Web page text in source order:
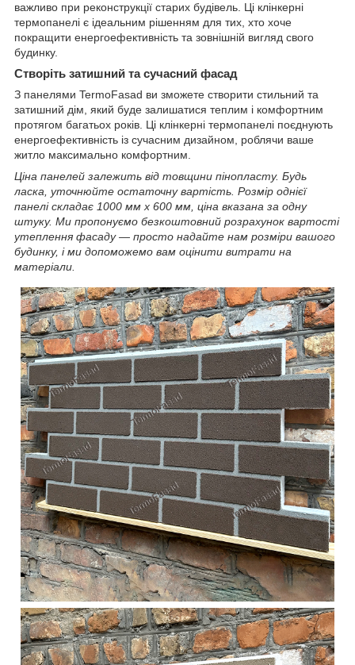
важливо при реконструкції старих будівель. Ці клінкерні
термопанелі є ідеальним рішенням для тих, хто хоче
покращити енергоефективність та зовнішній вигляд свого
будинку.
Створіть затишний та сучасний фасад
З панелями TermoFasad ви зможете створити стильний та
затишний дім, який буде залишатися теплим і комфортним
протягом багатьох років. Ці клінкерні термопанелі поєднують
енергоефективність із сучасним дизайном, роблячи ваше
житло максимально комфортним.
Ціна панелей залежить від товщини пінопласту. Будь
ласка, уточнюйте остаточну вартість. Розмір однієї
панелі складає 1000 мм x 600 мм, ціна вказана за одну
штуку. Ми пропонуємо безкоштовний розрахунок вартості
утеплення фасаду — просто надайте нам розміри вашого
будинку, і ми допоможемо вам оцінити витрати на
матеріали.